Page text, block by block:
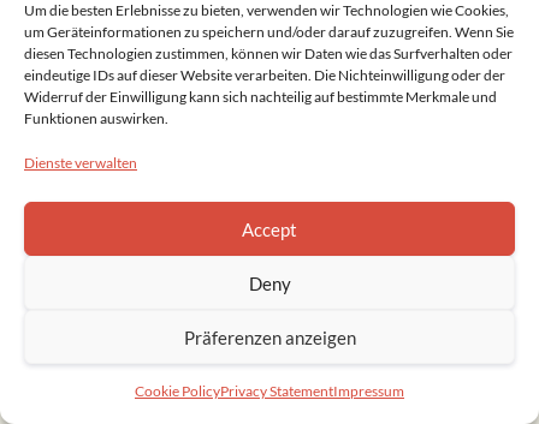
Um die besten Erlebnisse zu bieten, verwenden wir Technologien wie Cookies,
um Geräteinformationen zu speichern und/oder darauf zuzugreifen. Wenn Sie
diesen Technologien zustimmen, können wir Daten wie das Surfverhalten oder
eindeutige IDs auf dieser Website verarbeiten. Die Nichteinwilligung oder der
Widerruf der Einwilligung kann sich nachteilig auf bestimmte Merkmale und
Funktionen auswirken.
Dienste verwalten
Accept
Deny
Präferenzen anzeigen
Cookie PolicyPrivacy StatementImpressum
Privacy Statement (EU)
Cookie Policy (EU)
Copyright © 2022 Brahmakumaris Germany. All rights reserved